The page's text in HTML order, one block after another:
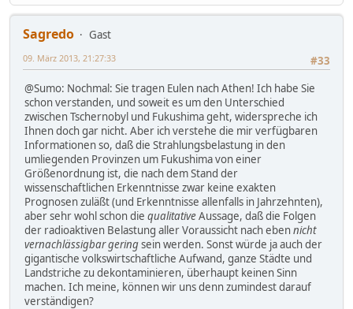
Sagredo
Gast
#33
09. März 2013, 21:27:33
@Sumo: Nochmal: Sie tragen Eulen nach Athen! Ich habe Sie
schon verstanden, und soweit es um den Unterschied
zwischen Tschernobyl und Fukushima geht, widerspreche ich
Ihnen doch gar nicht. Aber ich verstehe die mir verfügbaren
Informationen so, daß die Strahlungsbelastung in den
umliegenden Provinzen um Fukushima von einer
Größenordnung ist, die nach dem Stand der
wissenschaftlichen Erkenntnisse zwar keine exakten
Prognosen zuläßt (und Erkenntnisse allenfalls in Jahrzehnten),
aber sehr wohl schon die qualitativeAussage, daß die Folgen
der radioaktiven Belastung aller Voraussicht nach ebennicht
vernachlässigbar geringsein werden. Sonst würde ja auch der
gigantische volkswirtschaftliche Aufwand, ganze Städte und
Landstriche zu dekontaminieren, überhaupt keinen Sinn
machen. Ich meine, können wir uns denn zumindest darauf
verständigen?